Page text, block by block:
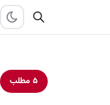
۵ مطلب